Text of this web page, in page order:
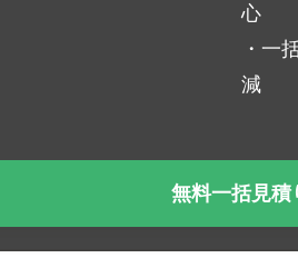
心
・一
減
無料一括見積